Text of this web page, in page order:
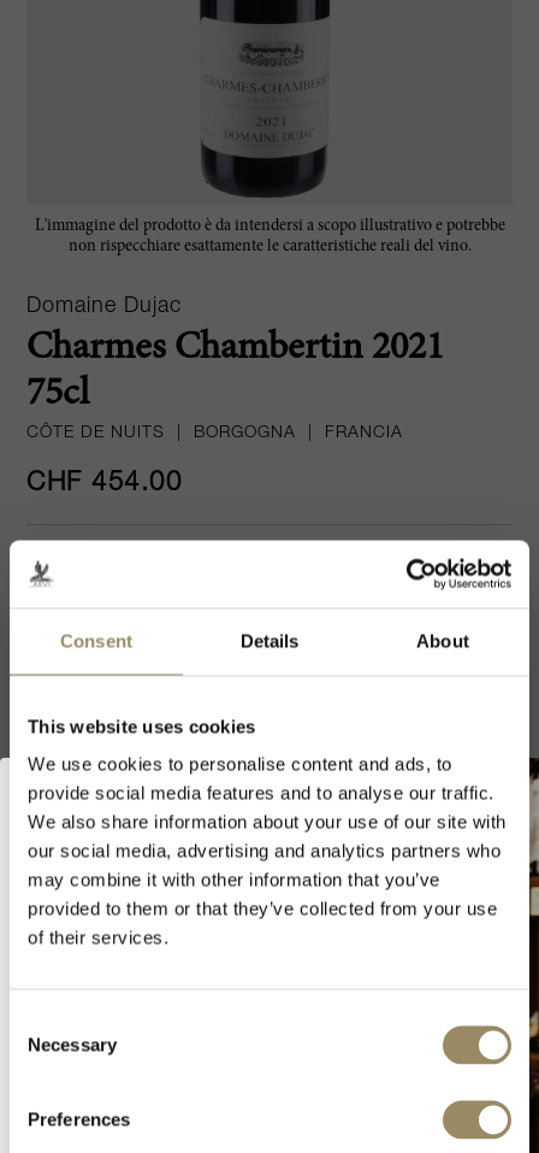
Consent Details About
This website uses cookies
We use cookies to personalise content and ads, to
provide social media features and to analyse our traffic.
We also share information about your use of our site with
our social media, advertising and analytics partners who
may combine it with other information that you’ve
provided to them or that they’ve collected from your use
of their services.
Selection
Necessary
Preferences
L'immagine del prodotto è da intendersi a scopo illustrativo e potrebbe
non rispecchiare esattamente le caratteristiche reali del vino.
Domaine Dujac
Charmes Chambertin 2021
75cl
CÔTE DE NUITS BORGOGNA FRANCIA
CHF 454.00
DIMENSIONE
Altre annate
relativamente recente, essendo
stato fondato solo nei tardi anni
Seysses arrivò in Borgogna senza
avere alle spalle nessun
background viticolo. Il padre era
Benvenuto in ARVI!
Accedendo al sito di ARVI SA, dichiaro di
Dichiaro di avere l'età minima